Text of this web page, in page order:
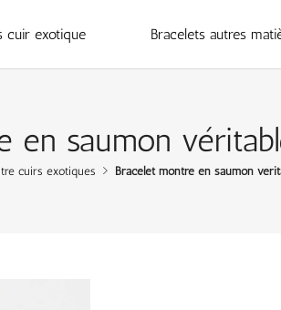
cuir exotique Bracelets autres
en saumon
cuirs exotiques Bracelet montre en saumon